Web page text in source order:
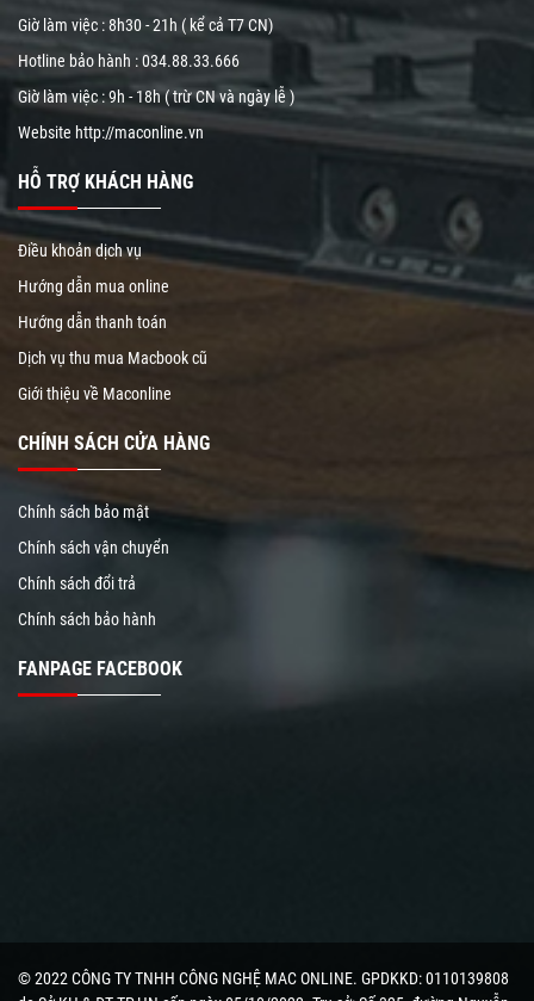
Giờ làm việc : 8h30 - 21h ( kể cả T7 CN)
Hotline bảo hành :034.88.33.666
Giờ làm việc : 9h - 18h ( trừ CN và ngày lễ )
Website http://maconline.vn
HỖ TRỢ KHÁCH HÀNG
Điều khoản dịch vụ
Hướng dẫn mua online
Hướng dẫn thanh toán
Dịch vụ thu mua Macbook cũ
Giới thiệu về Maconline
CHÍNH SÁCH CỬA HÀNG
Chính sách bảo mật
Chính sách vận chuyển
Chính sách đổi trả
Chính sách bảo hành
FANPAGE FACEBOOK
© 2022 CÔNG TY TNHH CÔNG NGHỆ MAC ONLINE. GPDKKD: 0110139808